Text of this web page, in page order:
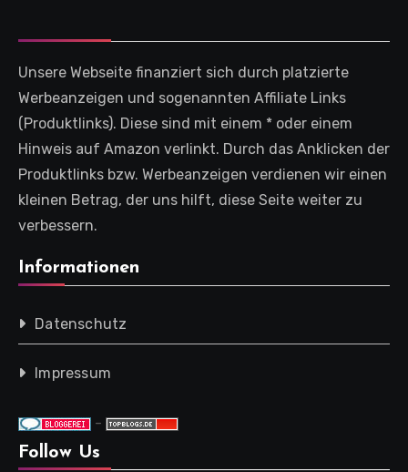
Unsere Webseite finanziert sich durch platzierte
Werbeanzeigen und sogenannten Affiliate Links
(Produktlinks). Diese sind mit einem * oder einem
Hinweis auf Amazon verlinkt. Durch das Anklicken der
Produktlinks bzw. Werbeanzeigen verdienen wir einen
kleinen Betrag, der uns hilft, diese Seite weiter zu
verbessern.
Informationen
Datenschutz
Impressum
-
Follow Us